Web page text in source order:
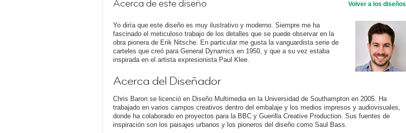
Acerca de este diseño Volver a los diseños
Yo diría que este diseño es muy ilustrativo y moderno. Siempre me ha
fascinado el meticuloso trabajo de los detalles que se puede observar en la
obra pionera de Erik Nitsche. En particular me gusta la vanguardista serie de
carteles que creó para General Dynamics en 1950, y que a su vez estaba
inspirada en el artista expresionista Paul Klee.
Acerca del Diseñador
Chris Baron se licenció en Diseño Multimedia en la Universidad de Southampton en 2005. Ha
trabajado en varios campos creativos dentro del embalaje y los medios impresos y audiovisuales,
donde ha colaborado en proyectos para la BBC y Guerilla Creative Production. Sus fuentes de
inspiración son los paisajes urbanos y los pioneros del diseño como Saul Bass.